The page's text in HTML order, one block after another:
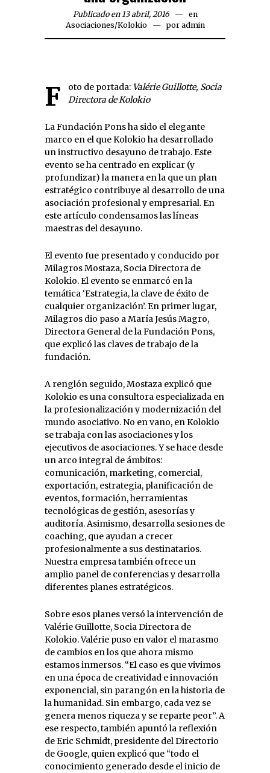
Publicado en 13 abril, 2016
en
Asociaciones/Kolokio por admin
Foto de portada: Valérie Guillotte, Socia
Directora de Kolokio
La Fundación Pons ha sido el elegante
marco en el que Kolokio ha desarrollado
un instructivo desayuno de trabajo. Este
evento se ha centrado en explicar (y
profundizar) la manera en la que un plan
estratégico contribuye al desarrollo de una
asociación profesional y empresarial. En
este artículo condensamos las líneas
maestras del desayuno.
El evento fue presentado y conducido por
Milagros Mostaza, Socia Directora de
Kolokio. El evento se enmarcó en la
temática ‘Estrategia, la clave de éxito de
cualquier organización’. En primer lugar,
Milagros dio paso a María Jesús Magro,
Directora General de la Fundación Pons,
que explicó las claves de trabajo de la
fundación.
A renglón seguido, Mostaza explicó que
Kolokio es una consultora especializada en
la profesionalización y modernización del
mundo asociativo. No en vano, en Kolokio
se trabaja con las asociaciones y los
ejecutivos de asociaciones. Y se hace desde
un arco integral de ámbitos:
comunicación, marketing, comercial,
exportación, estrategia, planificación de
eventos, formación, herramientas
tecnológicas de gestión, asesorías y
auditoría. Asimismo, desarrolla sesiones de
coaching, que ayudan a crecer
profesionalmente a sus destinatarios.
Nuestra empresa también ofrece un
amplio panel de conferencias y desarrolla
diferentes planes estratégicos.
Sobre esos planes versó la intervención de
Valérie Guillotte, Socia Directora de
Kolokio. Valérie puso en valor el marasmo
de cambios en los que ahora mismo
estamos inmersos. “El caso es que vivimos
en una época de creatividad e innovación
exponencial, sin parangón en la historia de
la humanidad. Sin embargo, cada vez se
genera menos riqueza y se reparte peor”. A
ese respecto, también apuntó la reflexión
de Eric Schmidt, presidente del Directorio
de Google, quien explicó que “todo el
conocimiento generado desde el inicio de